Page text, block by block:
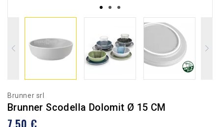
Brunner srl
Brunner Scodella Dolomit Ø 15 CM
7,50 €